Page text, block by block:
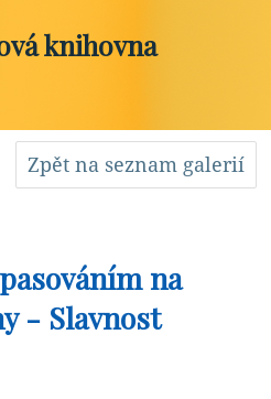
knihovna
Zpět na seznam galerií
na
- Slavnost